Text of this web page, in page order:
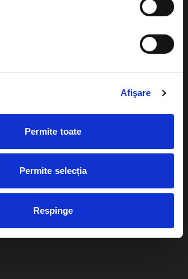
Afişare
Permite toate
Permite selecția
Respinge
Plata online sau cash
Livrare prin curier
Duplicare bilete